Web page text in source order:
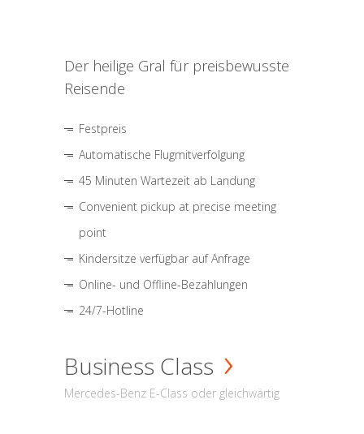
Der heilige Gral für preisbewusste
Reisende
Festpreis
Automatische Flugmitverfolgung
45 Minuten Wartezeit ab Landung
Convenient pickup at precise meeting
point
Kindersitze verfügbar auf Anfrage
Online- und Offline-Bezahlungen
24/7-Hotline
Business Class
Mercedes-Benz E-Class oder gleichwärtig